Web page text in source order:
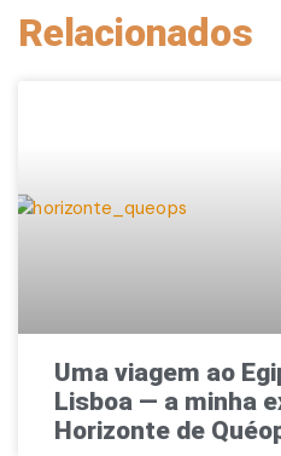
Relacionados
Uma viagem ao
Lisboa — a minha
Horizonte de